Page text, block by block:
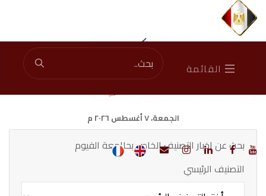
إجمالي الزوار: 45444802
الجمعة، ٧ أغسطس ٢٠٢٦ م
القائمة
بحث عن اخبار التصنيف الخاص بحاامعة الفيوم
التصنيف الرئيسي